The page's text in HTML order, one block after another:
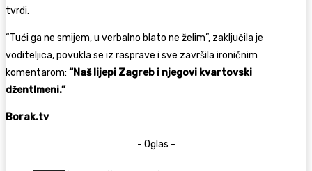
tvrdi.
“Tući ga ne smijem, u verbalno blato ne želim”, zaključila je
voditeljica, povukla se iz rasprave i sve završila ironičnim
komentarom: “Naš lijepi Zagreb i njegovi kvartovski
džentlmeni.”
Borak.tv
- Oglas -